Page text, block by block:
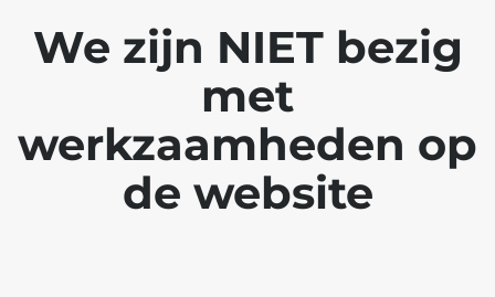
We zijn NIET bezig
met
werkzaamheden op
de website